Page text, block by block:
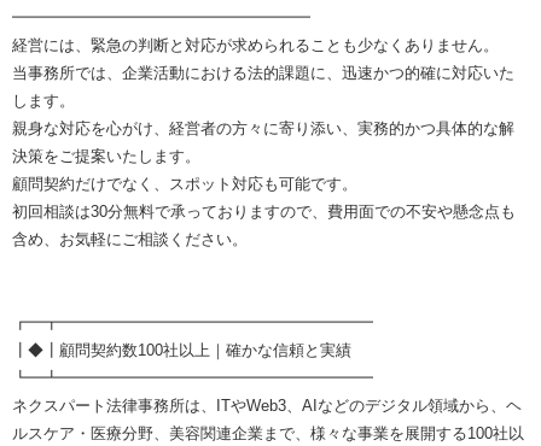
━━━━━━━━━━━━━━━━━━━
経営には、緊急の判断と対応が求められることも少なくありません。
当事務所では、企業活動における法的課題に、迅速かつ的確に対応いた
します。
親身な対応を心がけ、経営者の方々に寄り添い、実務的かつ具体的な解
決策をご提案いたします。
顧問契約だけでなく、スポット対応も可能です。
初回相談は30分無料で承っておりますので、費用面での不安や懸念点も
含め、お気軽にご相談ください。
┏━┳━━━━━━━━━━━━━━━━━━━━
┃◆┃顧問契約数100社以上｜確かな信頼と実績
┗━┻━━━━━━━━━━━━━━━━━━━━
ネクスパート法律事務所は、ITやWeb3、AIなどのデジタル領域から、ヘ
ルスケア・医療分野、美容関連企業まで、様々な事業を展開する100社以